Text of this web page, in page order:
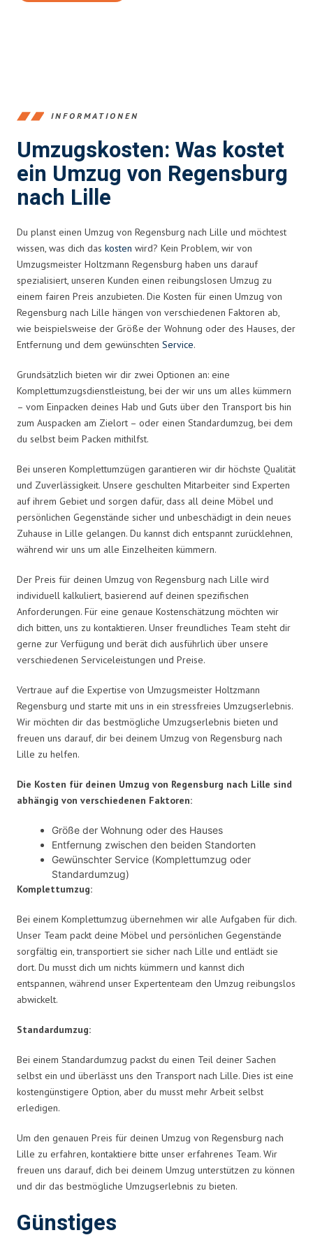
INFORMATIONEN
Umzugskosten: Was kostet
ein Umzug von Regensburg
nach Lille
Du planst einen Umzug von Regensburg nach Lille und möchtest
wissen, was dich das kosten wird? Kein Problem, wir von
Umzugsmeister Holtzmann Regensburg haben uns darauf
spezialisiert, unseren Kunden einen reibungslosen Umzug zu
einem fairen Preis anzubieten. Die Kosten für einen Umzug von
Regensburg nach Lille hängen von verschiedenen Faktoren ab,
wie beispielsweise der Größe der Wohnung oder des Hauses, der
Entfernung und dem gewünschten Service.
Grundsätzlich bieten wir dir zwei Optionen an: eine
Komplettumzugsdienstleistung, bei der wir uns um alles kümmern
– vom Einpacken deines Hab und Guts über den Transport bis hin
zum Auspacken am Zielort – oder einen Standardumzug, bei dem
du selbst beim Packen mithilfst.
Bei unseren Komplettumzügen garantieren wir dir höchste Qualität
und Zuverlässigkeit. Unsere geschulten Mitarbeiter sind Experten
auf ihrem Gebiet und sorgen dafür, dass all deine Möbel und
persönlichen Gegenstände sicher und unbeschädigt in dein neues
Zuhause in Lille gelangen. Du kannst dich entspannt zurücklehnen,
während wir uns um alle Einzelheiten kümmern.
Der Preis für deinen Umzug von Regensburg nach Lille wird
individuell kalkuliert, basierend auf deinen spezifischen
Anforderungen. Für eine genaue Kostenschätzung möchten wir
dich bitten, uns zu kontaktieren. Unser freundliches Team steht dir
gerne zur Verfügung und berät dich ausführlich über unsere
verschiedenen Serviceleistungen und Preise.
Vertraue auf die Expertise von Umzugsmeister Holtzmann
Regensburg und starte mit uns in ein stressfreies Umzugserlebnis.
Wir möchten dir das bestmögliche Umzugserlebnis bieten und
freuen uns darauf, dir bei deinem Umzug von Regensburg nach
Lille zu helfen.
Die Kosten für deinen Umzug von Regensburg nach Lille sind
abhängig von verschiedenen Faktoren:
Größe der Wohnung oder des Hauses
Entfernung zwischen den beiden Standorten
Gewünschter Service (Komplettumzug oder
Standardumzug)
Komplettumzug:
Bei einem Komplettumzug übernehmen wir alle Aufgaben für dich.
Unser Team packt deine Möbel und persönlichen Gegenstände
sorgfältig ein, transportiert sie sicher nach Lille und entlädt sie
dort. Du musst dich um nichts kümmern und kannst dich
entspannen, während unser Expertenteam den Umzug reibungslos
abwickelt.
Standardumzug:
Bei einem Standardumzug packst du einen Teil deiner Sachen
selbst ein und überlässt uns den Transport nach Lille. Dies ist eine
kostengünstigere Option, aber du musst mehr Arbeit selbst
erledigen.
Um den genauen Preis für deinen Umzug von Regensburg nach
Lille zu erfahren, kontaktiere bitte unser erfahrenes Team. Wir
freuen uns darauf, dich bei deinem Umzug unterstützen zu können
und dir das bestmögliche Umzugserlebnis zu bieten.
Günstiges